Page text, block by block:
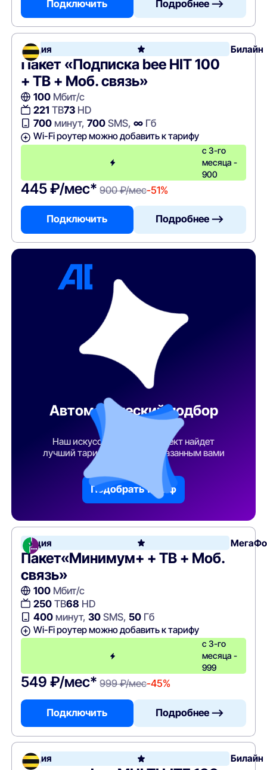
Подключить Подробнее —>
Акция Билайн
Пакет «Подписка bee HIT 100
+ ТВ + Моб. связь»
100Мбит/с
221 ТВ73HD
700минут, 700SMS, ∞Гб
Wi-Fi роутер можно добавить к тарифу
с 3-го
месяца -
900
445 ₽/мес* 900 ₽/мес-51%
Подключить Подробнее —>
Автоматический подбор
Наш искусственный интеллект найдет
лучший тарифный план по указанным вами
Подобрать тариф
Акция
Пакет«Минимум+ + ТВ + Моб.
связь»
100Мбит/с
250ТВ68 HD
400минут, 30SMS, 50Гб
Wi-Fi роутер можно добавить к тарифу
с 3-го
месяца -
999
549 ₽/мес* 999 ₽/мес-45%
Подключить Подробнее —>
Акция Билайн